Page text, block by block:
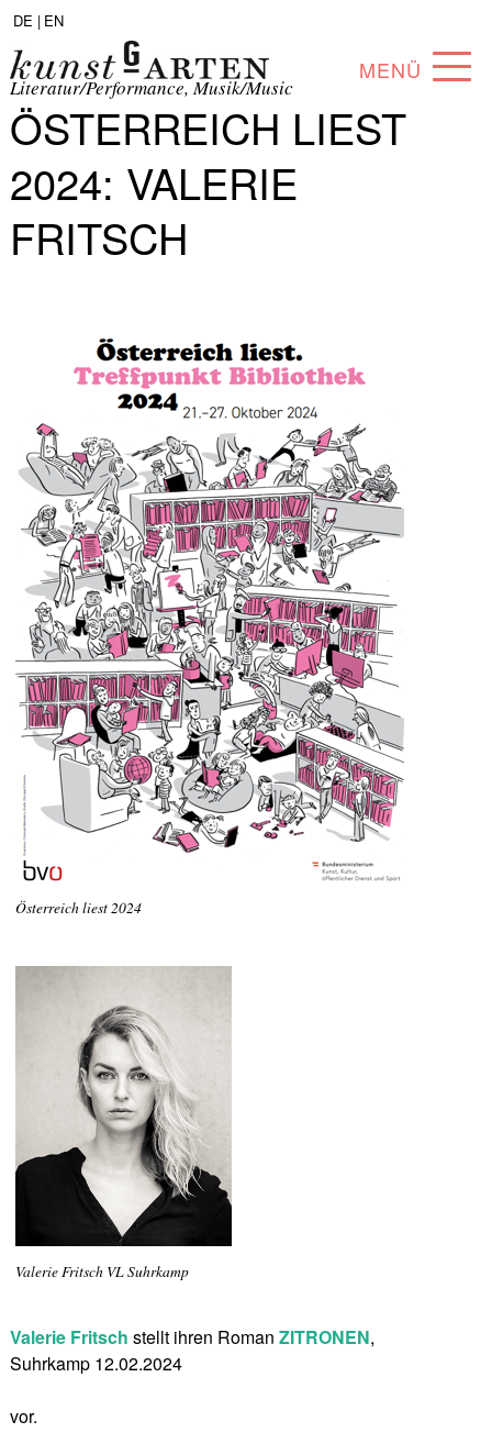
DE | EN
MENÜ
PROGRAMM
ABOUT
SAMMLUNG
ANGEBOTE
Literatur/Performance, Musik/Music
ÖSTERREICH LIEST
2024: VALERIE
FRITSCH
Österreich liest 2024
Valerie Fritsch VL Suhrkamp
Valerie Fritsch stellt ihren Roman ZITRONEN,
Suhrkamp 12.02.2024
vor.